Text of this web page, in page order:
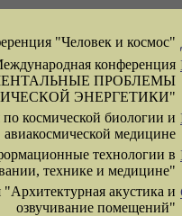
"Человек и космос"
конференция
ПРОБЛЕМЫ
ЭНЕРГЕТИКИ"
космической биологии и
авиакосмической медицине
технологии в
технике и медицине"
акустика и
озвучивание помещений"